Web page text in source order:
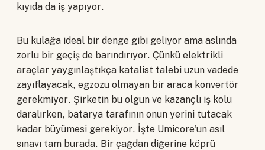
kıyıda da iş yapıyor.
Bu kulağa ideal bir denge gibi geliyor ama aslında
zorlu bir geçiş de barındırıyor. Çünkü elektrikli
araçlar yaygınlaştıkça katalist talebi uzun vadede
zayıflayacak, egzozu olmayan bir araca konvertör
gerekmiyor. Şirketin bu olgun ve kazançlı iş kolu
daralırken, batarya tarafının onun yerini tutacak
kadar büyümesi gerekiyor. İşte Umicore'un asıl
sınavı tam burada. Bir çağdan diğerine köprü